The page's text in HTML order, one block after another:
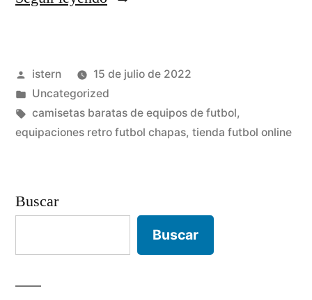
baratas
uruguay»
Publicado
por
istern
15 de julio de 2022
Publicado
en
Uncategorized
Etiquetas:
camisetas baratas de equipos de futbol,
equipaciones retro futbol chapas, tienda futbol online
Buscar
Buscar